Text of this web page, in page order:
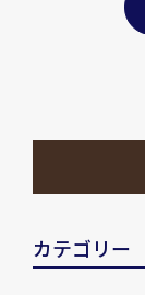
カテゴリー